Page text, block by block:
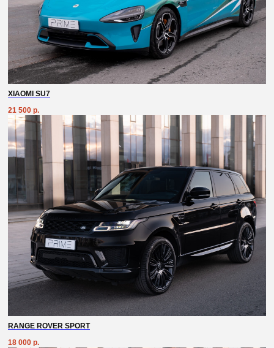
XIAOMI SU7
21 500 р.
RANGE ROVER SPORT
18 000 р.